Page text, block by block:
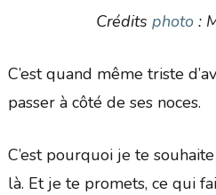
Crédits photo:
C’est quand même triste
passer à côté de ses noces.
C’est pourquoi je te
là. Et je te promets, ce qui